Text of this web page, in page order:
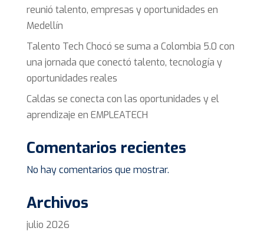
reunió talento, empresas y oportunidades en
Medellín
Talento Tech Chocó se suma a Colombia 5.0 con
una jornada que conectó talento, tecnología y
oportunidades reales
Caldas se conecta con las oportunidades y el
aprendizaje en EMPLEATECH
Comentarios recientes
No hay comentarios que mostrar.
Archivos
julio 2026